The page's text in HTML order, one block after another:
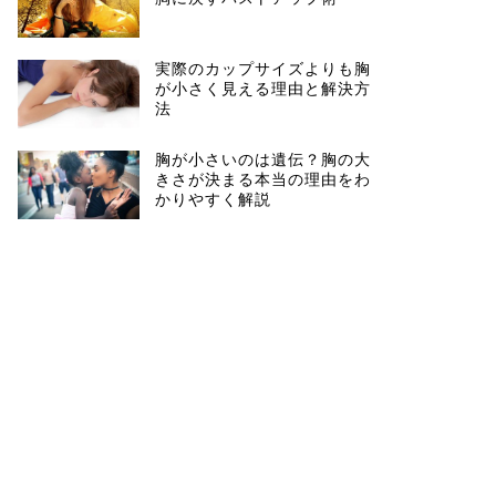
実際のカップサイズよりも胸
が小さく見える理由と解決方
法
胸が小さいのは遺伝？胸の大
きさが決まる本当の理由をわ
かりやすく解説